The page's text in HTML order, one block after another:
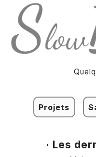
Projets
· Les